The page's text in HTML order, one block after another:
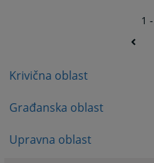
Krivična oblast
Građanska oblast
Upravna oblast
1